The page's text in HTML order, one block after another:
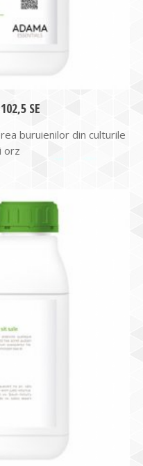
SE
buruienilor din culturile
orz